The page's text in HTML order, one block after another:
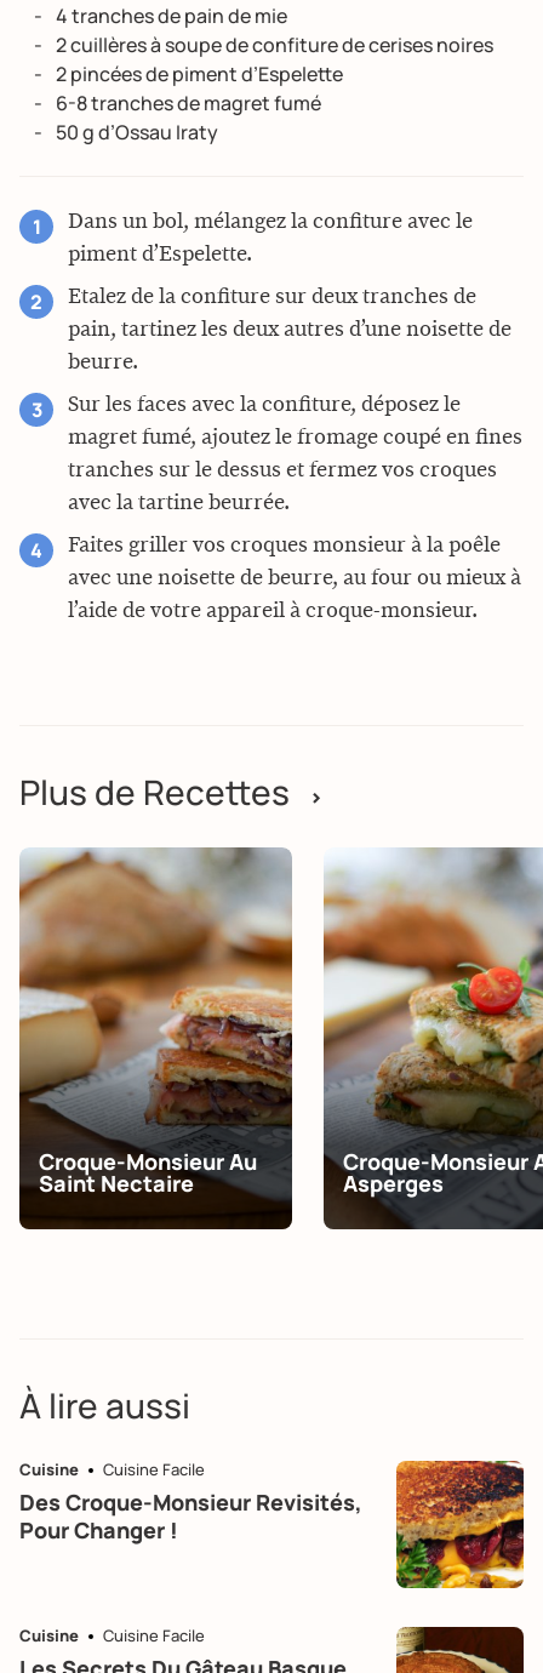
4 tranches de pain de mie
2 cuillères à soupe de confiture de cerises noires
2 pincées de piment d’Espelette
6-8 tranches de magret fumé
50 g d’Ossau Iraty
Dans un bol, mélangez la confiture avec le
piment d’Espelette.
Etalez de la confiture sur deux tranches de
pain, tartinez les deux autres d’une noisette de
beurre.
Sur les faces avec la confiture, déposez le
magret fumé, ajoutez le fromage coupé en fines
tranches sur le dessus et fermez vos croques
avec la tartine beurrée.
Faites griller vos croques monsieur à la poêle
avec une noisette de beurre, au four ou mieux à
l’aide de votre appareil à croque-monsieur.
Plus de Recettes >
Croque-Monsieur Au
Saint Nectaire
Croque-Monsieur
Asperges
À lire aussi
Cuisine Cuisine Facile
Des Croque-Monsieur Revisités,
Pour Changer !
Cuisine Cuisine Facile